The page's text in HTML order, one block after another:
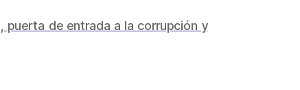
puerta de entrada a la corrupción y